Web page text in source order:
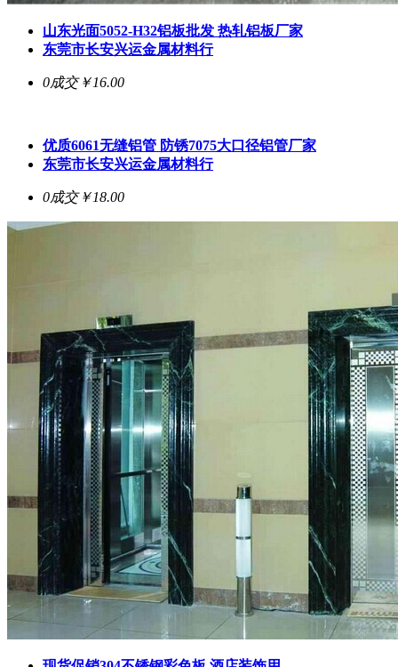
山东光面5052-H32铝板批发 热轧铝板厂家
东莞市长安兴运金属材料行
0成交￥16.00
优质6061无缝铝管 防锈7075大口径铝管厂家
东莞市长安兴运金属材料行
0成交￥18.00